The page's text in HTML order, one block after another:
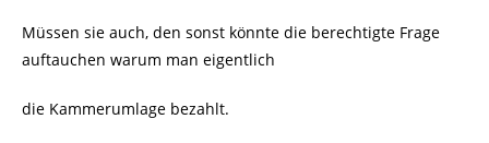
Müssen sie auch, den sonst könnte die berechtigte Frage
auftauchen warum man eigentlich
die Kammerumlage bezahlt.